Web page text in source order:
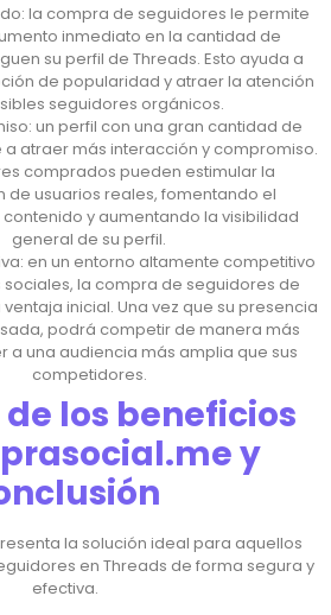
la compra de seguidores le permite
inmediato en la cantidad de
su perfil de Threads. Esto ayuda a
de popularidad y atraer la atención
seguidores orgánicos.
un perfil con una gran cantidad de
atraer más interacción y compromiso.
comprados pueden estimular la
de usuarios reales, fomentando el
y aumentando la visibilidad
general de su perfil.
en un entorno altamente competitivo
la compra de seguidores de
inicial. Una vez que su presencia
podrá competir de manera más
a una audiencia más amplia que sus
competidores.
los beneficios
y
la solución ideal para aquellos
en Threads de forma segura y
efectiva.